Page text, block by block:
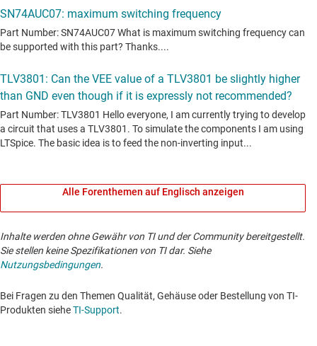
Alle Forenthemen auf Englisch anzeigen
Inhalte werden ohne Gewähr von TI und der Community bereitgestellt.
Sie stellen keine Spezifikationen von TI dar. Siehe
Nutzungsbedingungen.
Bei Fragen zu den Themen Qualität, Gehäuse oder Bestellung von TI-
Produkten sieheTI-Support. ​​​​​​​​​​​​​​